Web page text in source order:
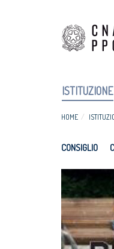
ISTITUZIONE
HOME
CONSIGLIO